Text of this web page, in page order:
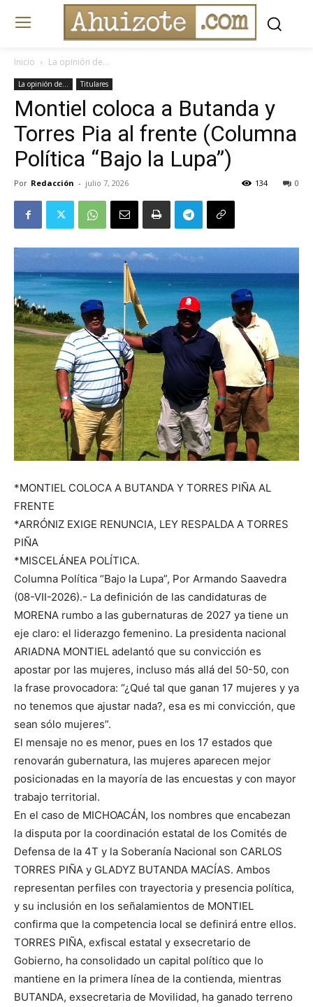
Inicio La opinión de...
La opinión de... Titulares
Montiel coloca a Butanda y
Torres Pia al frente (Columna
Política “Bajo la Lupa”)
Por Redacción - julio 7, 2026 0
134
*MONTIEL COLOCA A BUTANDA Y TORRES PIÑA AL
FRENTE
*ARRÓNIZ EXIGE RENUNCIA, LEY RESPALDA A TORRES
PIÑA
*MISCELÁNEA POLÍTICA.
Columna Política “Bajo la Lupa”, Por Armando Saavedra
(08-VII-2026).- La definición de las candidaturas de
MORENA rumbo a las gubernaturas de 2027 ya tiene un
eje claro: el liderazgo femenino. La presidenta nacional
ARIADNA MONTIEL adelantó que su convicción es
apostar por las mujeres, incluso más allá del 50-50, con
la frase provocadora: “¿Qué tal que ganan 17 mujeres y ya
no tenemos que ajustar nada?, esa es mi convicción, que
sean sólo mujeres”.
El mensaje no es menor, pues en los 17 estados que
renovarán gubernatura, las mujeres aparecen mejor
posicionadas en la mayoría de las encuestas y con mayor
trabajo territorial.
En el caso de MICHOACÁN, los nombres que encabezan
la disputa por la coordinación estatal de los Comités de
Defensa de la 4T y la Soberanía Nacional son CARLOS
TORRES PIÑA y GLADYZ BUTANDA MACÍAS. Ambos
representan perfiles con trayectoria y presencia política,
y su inclusión en los señalamientos de MONTIEL
confirma que la competencia local se definirá entre ellos.
TORRES PIÑA, exfiscal estatal y exsecretario de
Gobierno, ha consolidado un capital político que lo
mantiene en la primera línea de la contienda, mientras
BUTANDA, exsecretaria de Movilidad, ha ganado terreno